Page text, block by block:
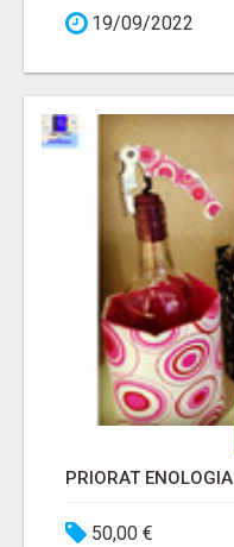
19/09/2022
PRIORAT ENOLOGIA
50,00 €